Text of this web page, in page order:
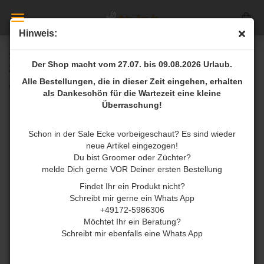
Hinweis:
Der Shop macht vom 27.07. bis 09.08.2026 Urlaub.
Alle Bestellungen, die in dieser Zeit eingehen, erhalten
als Dankeschön für die Wartezeit eine kleine
Überraschung!
Schon in der Sale Ecke vorbeigeschaut? Es sind wieder
neue Artikel eingezogen!
Du bist Groomer oder Züchter?
melde Dich gerne VOR Deiner ersten Bestellung
Findet Ihr ein Produkt nicht?
Schreibt mir gerne ein Whats App
+49172-5986306
Möchtet Ihr ein Beratung?
Schreibt mir ebenfalls eine Whats App
200ml
(Art.Nr.: CSsatins)